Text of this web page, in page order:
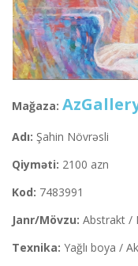
Mağaza:
Adı: Şahin Növrəsli
Qiyməti: 2100 azn
Kod: 7483991
Janr/Mövzu: Abstrakt /
Texnika: Yağlı boya /